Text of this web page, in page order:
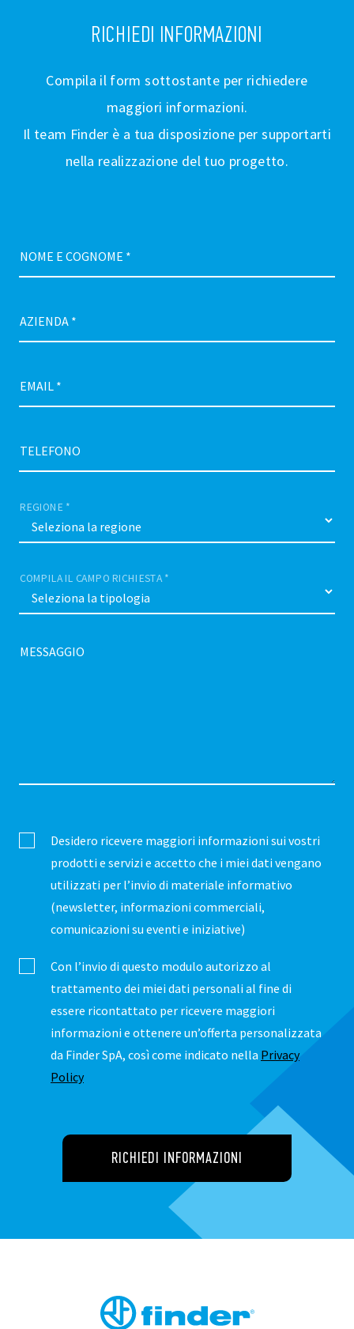
RICHIEDI INFORMAZIONI
Compila il form sottostante per richiedere
maggiori informazioni.
Il team Finder è a tua disposizione per supportarti
nella realizzazione del tuo progetto.
NOME E COGNOME *
AZIENDA *
EMAIL *
TELEFONO
REGIONE *
COMPILA IL CAMPO RICHIESTA *
MESSAGGIO
Desidero ricevere maggiori informazioni sui vostri
prodotti e servizi e accetto che i miei dati vengano
utilizzati per l’invio di materiale informativo
(newsletter, informazioni commerciali,
comunicazioni su eventi e iniziative)
Con l’invio di questo modulo autorizzo al
trattamento dei miei dati personali al fine di
essere ricontattato per ricevere maggiori
informazioni e ottenere un’offerta personalizzata
da Finder SpA, così come indicato nella Privacy
Policy
RICHIEDI INFORMAZIONI